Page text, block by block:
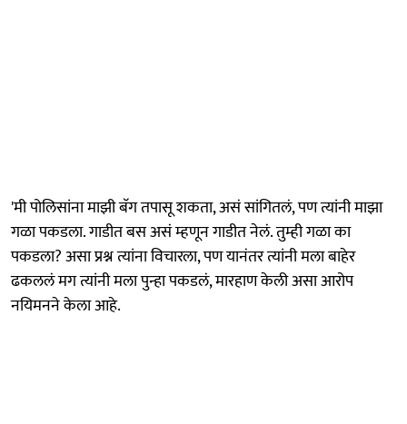
'मी पोलिसांना माझी बॅग तपासू शकता, असं सांगितलं, पण त्यांनी माझा
गळा पकडला. गाडीत बस असं म्हणून गाडीत नेलं. तुम्ही गळा का
पकडला? असा प्रश्न त्यांना विचारला, पण यानंतर त्यांनी मला बाहेर
ढकललं मग त्यांनी मला पुन्हा पकडलं, मारहाण केली असा आरोप
नयिमनने केला आहे.